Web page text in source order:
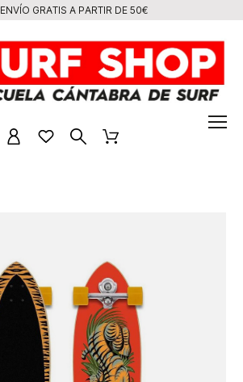
ENVÍO GRATIS A PARTIR DE 50€